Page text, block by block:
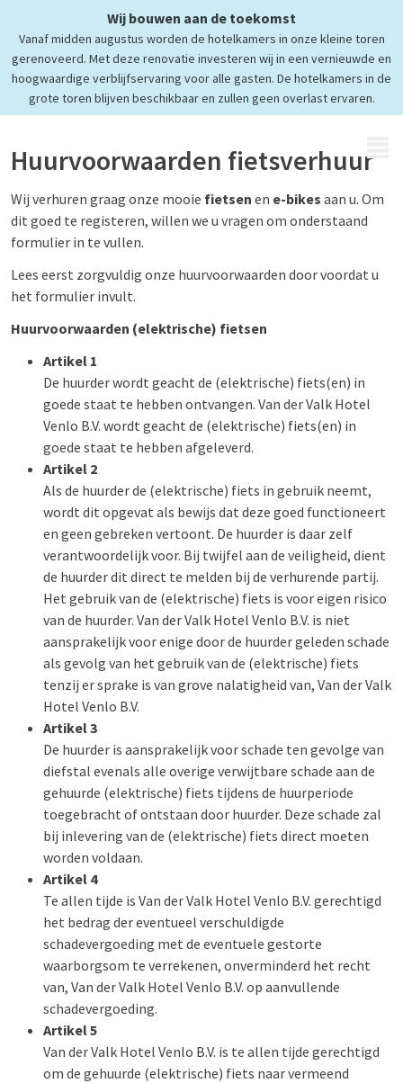
Wij bouwen aan de toekomst
Vanaf midden augustus worden de hotelkamers in onze kleine toren
gerenoveerd. Met deze renovatie investeren wij in een vernieuwde en
hoogwaardige verblijfservaring voor alle gasten. De hotelkamers in de
grote toren blijven beschikbaar en zullen geen overlast ervaren.
Huurvoorwaarden fietsverhuur
Wij verhuren graag onze mooie fietsen en e-bikes aan u. Om
dit goed te registeren, willen we u vragen om onderstaand
formulier in te vullen.
Lees eerst zorgvuldig onze huurvoorwaarden door voordat u
het formulier invult.
Huurvoorwaarden (elektrische) fietsen
Artikel 1
De huurder wordt geacht de (elektrische) fiets(en) in
goede staat te hebben ontvangen. Van der Valk Hotel
Venlo B.V. wordt geacht de (elektrische) fiets(en) in
goede staat te hebben afgeleverd.
Artikel 2
Als de huurder de (elektrische) fiets in gebruik neemt,
wordt dit opgevat als bewijs dat deze goed functioneert
en geen gebreken vertoont. De huurder is daar zelf
verantwoordelijk voor. Bij twijfel aan de veiligheid, dient
de huurder dit direct te melden bij de verhurende partij.
Het gebruik van de (elektrische) fiets is voor eigen risico
van de huurder. Van der Valk Hotel Venlo B.V. is niet
aansprakelijk voor enige door de huurder geleden schade
als gevolg van het gebruik van de (elektrische) fiets
tenzij er sprake is van grove nalatigheid van, Van der Valk
Hotel Venlo B.V.
Artikel 3
De huurder is aansprakelijk voor schade ten gevolge van
diefstal evenals alle overige verwijtbare schade aan de
gehuurde (elektrische) fiets tijdens de huurperiode
toegebracht of ontstaan door huurder. Deze schade zal
bij inlevering van de (elektrische) fiets direct moeten
worden voldaan.
Artikel 4
Te allen tijde is Van der Valk Hotel Venlo B.V. gerechtigd
het bedrag der eventueel verschuldigde
schadevergoeding met de eventuele gestorte
waarborgsom te verrekenen, onverminderd het recht
van, Van der Valk Hotel Venlo B.V. op aanvullende
schadevergoeding.
Artikel 5
Van der Valk Hotel Venlo B.V. is te allen tijde gerechtigd
om de gehuurde (elektrische) fiets naar vermeend